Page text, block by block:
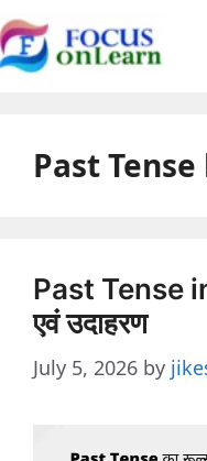
Skip
to
content
Past
Past Tense
एवं उदाहरण
July 5, 2026 by